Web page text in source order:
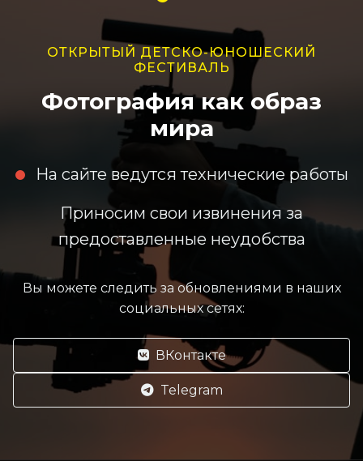
ОТКРЫТЫЙ ДЕТСКО-ЮНОШЕСКИЙ
ФЕСТИВАЛЬ
Фотография как образ
мира
На сайте ведутся технические работы
Приносим свои извинения за
предоставленные неудобства
Вы можете следить за обновлениями в наших
социальных сетях:
ВКонтакте
Telegram